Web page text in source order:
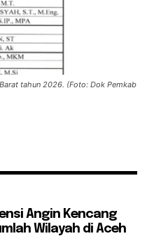
tahun 2026. (Foto: Dok Pemkab
Angin Kencang
Wilayah di Aceh